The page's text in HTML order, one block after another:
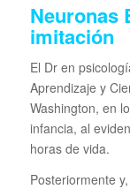
Neuronas
imitación
El Dr en
Aprendizaje y
Washington, en
infancia, al
horas de vida.
Posteriormente